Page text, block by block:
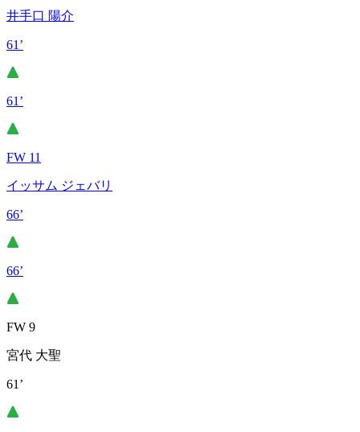
井手口 陽介
61’
61’
FW 11
イッサム ジェバリ
66’
66’
FW 9
宮代 大聖
61’